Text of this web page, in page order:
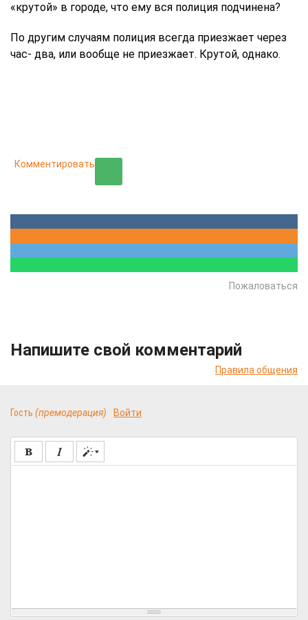
«крутой» в городе, что ему вся полиция подчинена?
По другим случаям полиция всегда приезжает через
час- два, или вообще не приезжает. Крутой, однако.
Комментировать
Пожаловаться
Напишите свой комментарий
Правила общения
Гость (премодерация) Войти